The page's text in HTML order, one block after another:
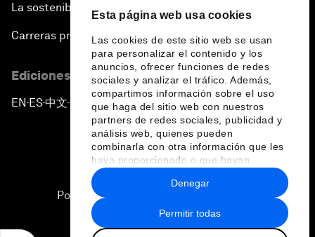
Esta página web usa cookies
Las cookies de este sitio web se usan
para personalizar el contenido y los
anuncios, ofrecer funciones de redes
sociales y analizar el tráfico. Además,
compartimos información sobre el uso
que haga del sitio web con nuestros
partners de redes sociales, publicidad y
análisis web, quienes pueden
combinarla con otra información que les
haya proporcionado o que hayan
recopilado a partir del uso que haya
hecho de sus servicios.
Permitir todas
Denegar
La sostenibilidad en el Foro
Carreras profesionales
Ediciones en otros idiomas
EN ▪ ES▪中文▪ 日本語
Política de privacidad y normas de uso